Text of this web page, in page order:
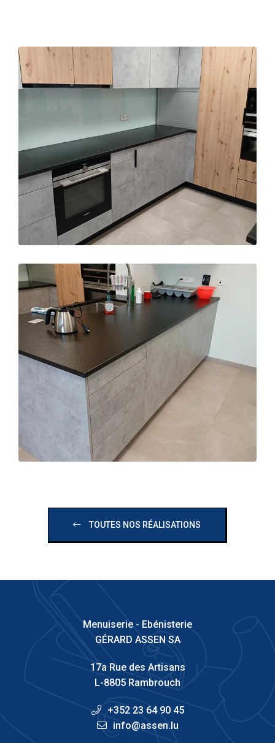
TOUTES NOS RÉALISATIONS
Menuiserie - Ebénisterie
GÉRARD ASSEN SA
17a Rue des Artisans
L-8805 Rambrouch
+352 23 64 90 45
info@assen.lu